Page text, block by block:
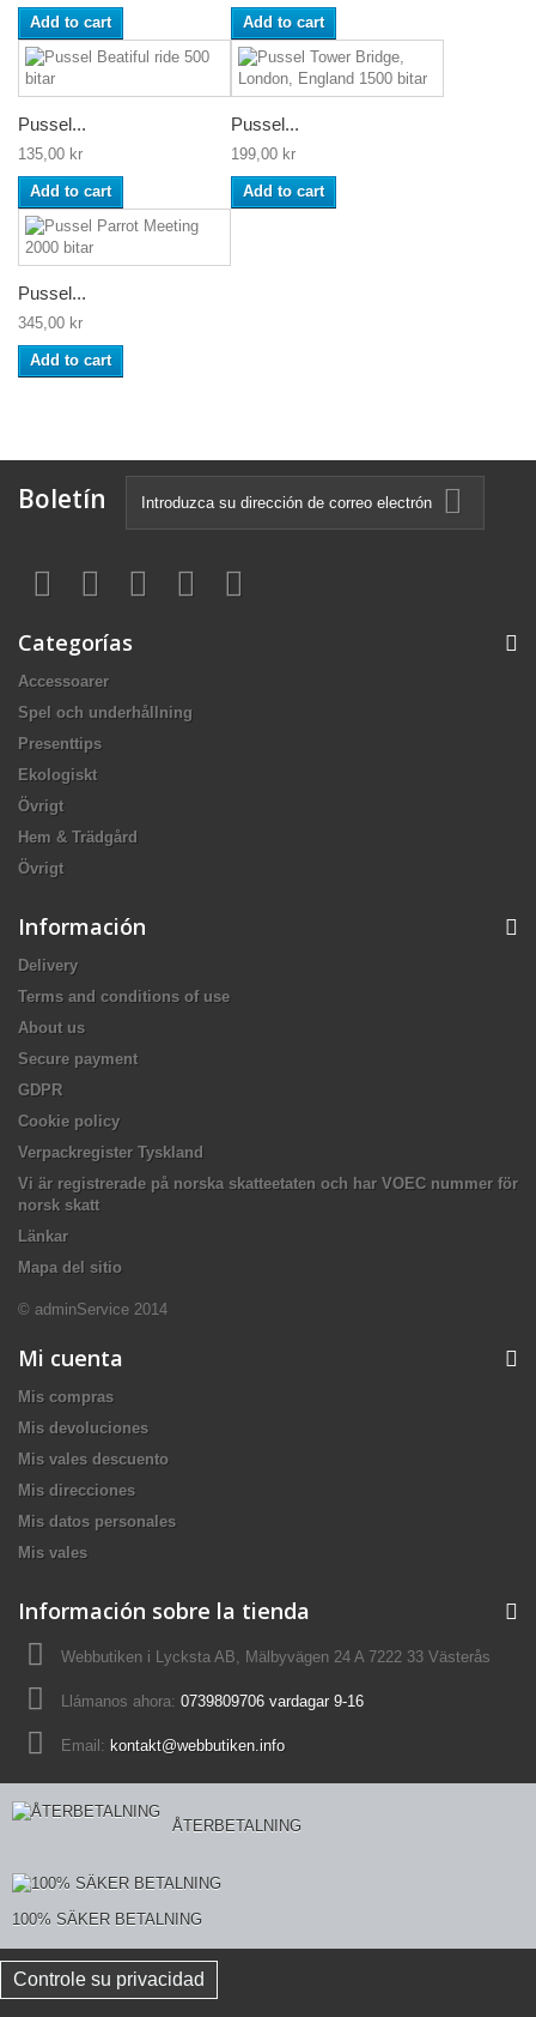
Add to cart Add to cart
Pussel...
135,00 kr
Add to cart
Pussel...
199,00 kr
Add to cart
Pussel...
345,00 kr
Add to cart
Boletín
Categorías
Accessoarer
Spel och underhållning
Presenttips
Ekologiskt
Övrigt
Hem & Trädgård
Övrigt
Información
Delivery
Terms and conditions of use
About us
Secure payment
GDPR
Cookie policy
Verpackregister Tyskland
Vi är registrerade på norska skatteetaten och har VOEC nummer för
norsk skatt
Länkar
Mapa del sitio
© adminService 2014
Mi cuenta
Mis compras
Mis devoluciones
Mis vales descuento
Mis direcciones
Mis datos personales
Mis vales
Información sobre la tienda
Webbutiken i Lycksta AB, Mälbyvägen 24 A 7222 33 Västerås
Llámanos ahora: 0739809706 vardagar 9-16
Email: kontakt@webbutiken.info
ÅTERBETALNING
100% SÄKER BETALNING
Controle su privacidad